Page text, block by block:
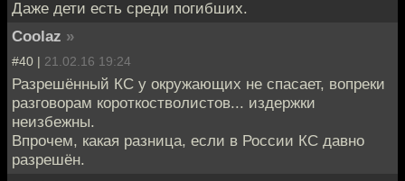
Даже дети есть среди погибших.
Coolaz »
#40 | 21.02.16 19:24
Разрешённый КС у окружающих не спасает, вопреки
разговорам короткостволистов... издержки
неизбежны.
Впрочем, какая разница, если в России КС давно
разрешён.